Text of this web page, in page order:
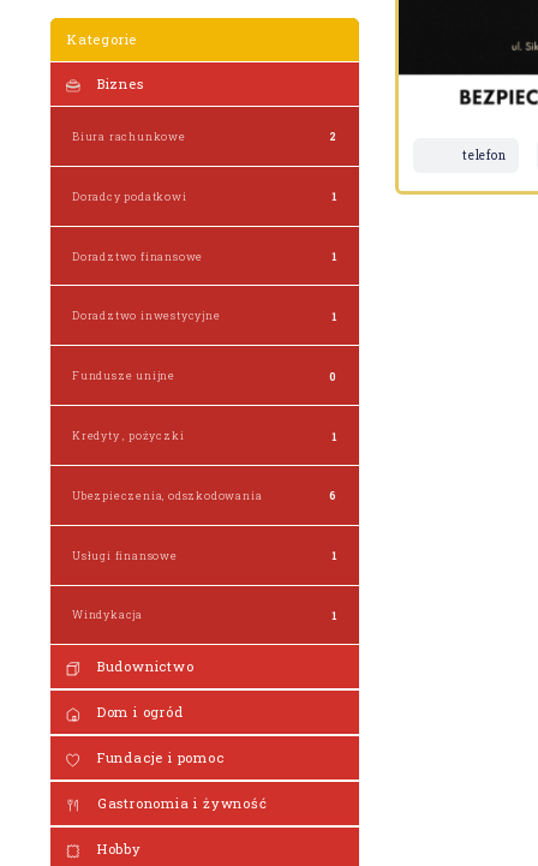
Kategorie
Biznes
Biura rachunkowe 2
Doradcy podatkowi 1
Doradztwo finansowe 1
Doradztwo inwestycyjne 1
Fundusze unijne 0
Kredyty , pożyczki 1
Ubezpieczenia, odszkodowania 6
Usługi finansowe 1
Windykacja 1
Budownictwo
Dom i ogród
Fundacje i pomoc
Gastronomia i żywność
Hobby
telefon